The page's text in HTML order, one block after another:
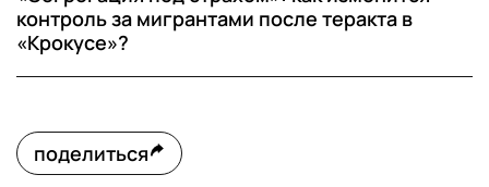
контроль за мигрантами после теракта в
«Крокусе»?
поделиться